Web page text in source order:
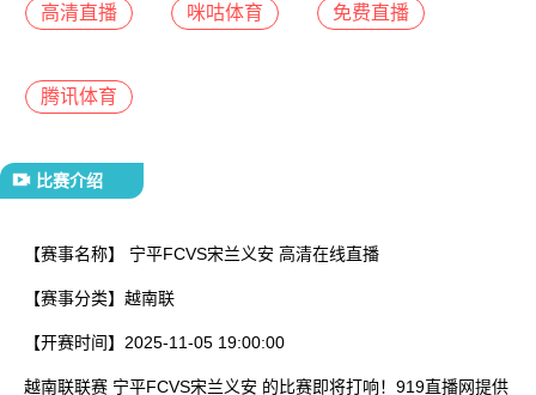
高清直播 咪咕体育 免费直播
腾讯体育
比赛介绍
【赛事名称】 宁平FCVS宋兰义安 高清在线直播
【赛事分类】 越南联
【开赛时间】 2025-11-05 19:00:00
越南联联赛 宁平FCVS宋兰义安 的比赛即将打响！919直播网提供